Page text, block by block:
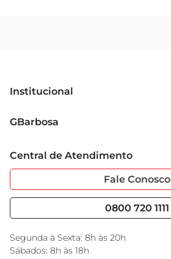
Institucional
Grupo Cencosud
Sobre Privacidade
Portal do Fornecedo
Nossas Lojas
GBarbosa
Garantia Estendida
Serviços
Black Friday
Encarte do Dia
Central de Atendimento
Fale Conosco
0800 720 1111
Segunda à Sexta: 8h às 20h
Sábados: 8h às 18h